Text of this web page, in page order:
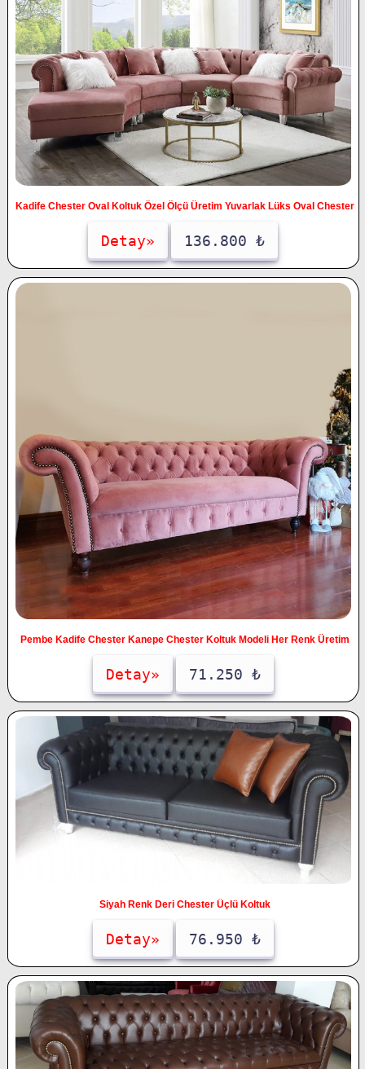
Kadife Chester Oval Koltuk Özel Ölçü Üretim Yuvarlak Lüks Oval Chester
Detay» 136.800 ₺
Pembe Kadife Chester Kanepe Chester Koltuk Modeli Her Renk Üretim
Detay» 71.250 ₺
Siyah Renk Deri Chester Üçlü Koltuk
Detay» 76.950 ₺